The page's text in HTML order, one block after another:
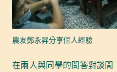
農友鄭永昇分享個人經驗
在兩人與同學的問答對談間